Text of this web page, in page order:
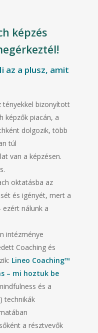
képzés
az a plusz, amit
tényekkel bizonyított
képzők piacán, a
dolgozik, több
túl
van a képzésen.
oktatásba az
és igényét, mert a
nálunk a
intézménye
Coaching és
Lineo Coaching™
– mi hoztuk be
és a
technikák
a résztvevők